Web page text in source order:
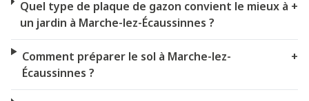
Quel type de plaque de gazon convient le mieux à
un jardin à Marche-lez-Écaussinnes ?
+
Comment préparer le sol à Marche-lez-
Écaussinnes ?
+